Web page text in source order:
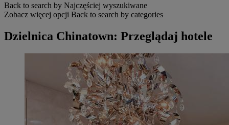
Back to search by Najczęściej wyszukiwane
Zobacz więcej opcji Back to search by categories
Dzielnica Chinatown: Przeglądaj hotele